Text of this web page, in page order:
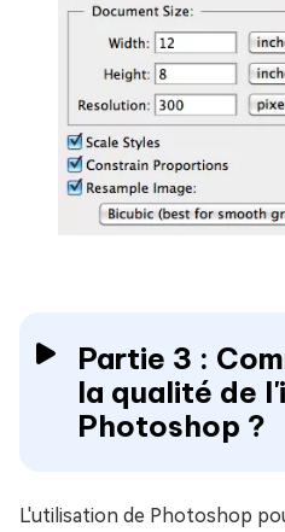
Partie 3 :
la qualité de
Photoshop ?
L'utilisation de Photoshop